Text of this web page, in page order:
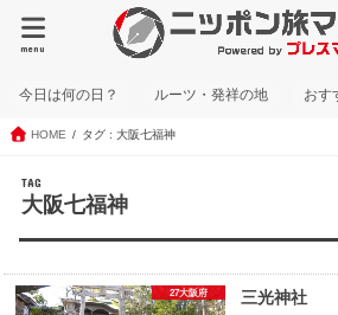
menu
今日は何の日？ ルーツ・発祥の地 おす
HOME タグ : 大阪七福神
TAG
大阪七福神
27大阪府 三光神社